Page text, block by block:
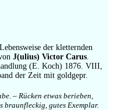
der kletternden
J(ulius) Victor Carus.
(E. Koch) 1876. VIII,
der Zeit mit goldgepr.
– Rücken etwas berieben,
braunfleckig, gutes Exemplar.